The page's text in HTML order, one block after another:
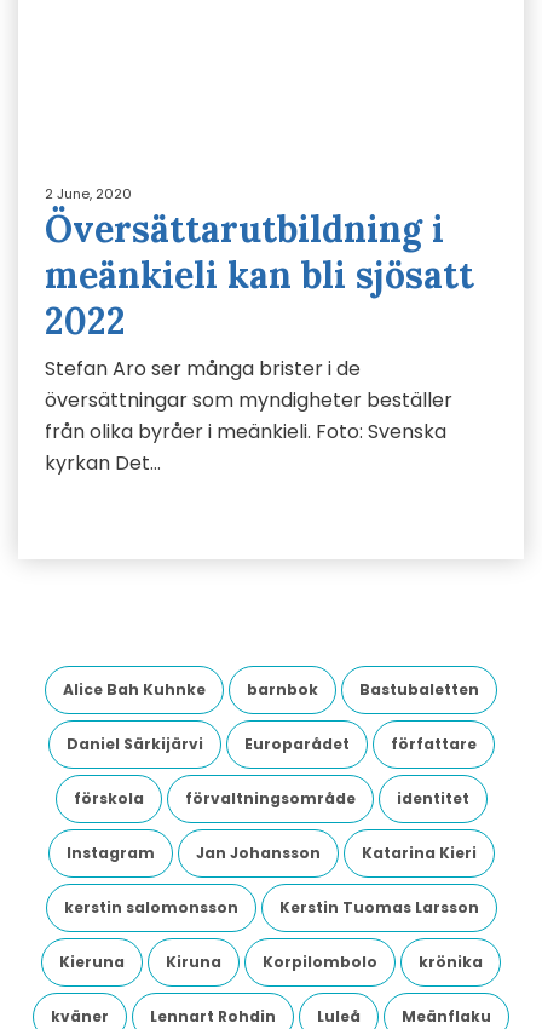
2 June, 2020
Översättarutbildning i
meänkieli kan bli sjösatt
2022
Stefan Aro ser många brister i de
översättningar som myndigheter beställer
från olika byråer i meänkieli. Foto: Svenska
kyrkan Det…
Alice Bah Kuhnke barnbok Bastubaletten
Daniel Särkijärvi Europarådet författare
förskola förvaltningsområde identitet
Instagram Jan Johansson Katarina Kieri
kerstin salomonsson Kerstin Tuomas Larsson
Kieruna Kiruna Korpilombolo krönika
kväner Lennart Rohdin Luleå Meänflaku